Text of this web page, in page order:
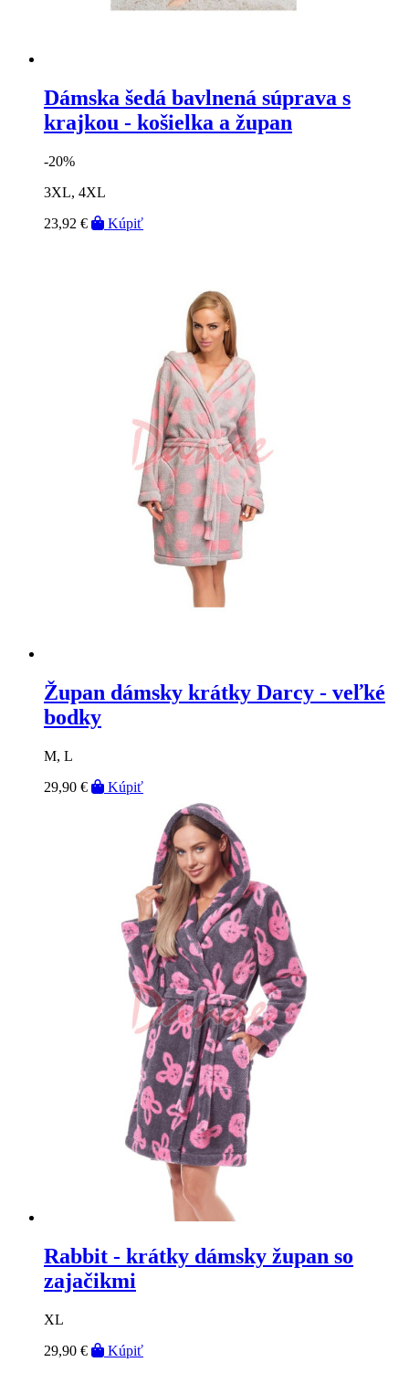
Dámska šedá bavlnená súprava s
krajkou - košielka a župan
-20%
3XL, 4XL
23,92 €
Kúpiť
Župan dámsky krátky Darcy - veľké
bodky
M, L
29,90 €
Kúpiť
Rabbit - krátky dámsky župan so
zajačikmi
XL
29,90 €
Kúpiť